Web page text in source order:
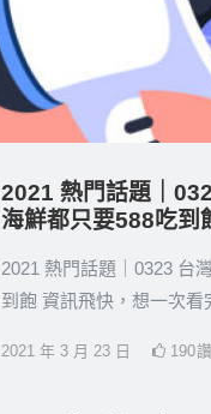
2021 熱門話題｜
海鮮都只要588吃到
2021 熱門話題｜0323 台
到飽 資訊飛快，想一次
2021 年 3 月 23 日 190讚